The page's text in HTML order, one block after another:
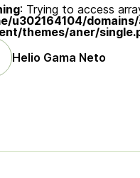
: Trying to access
u302164104/
themes/aner/
Helio Gama Neto